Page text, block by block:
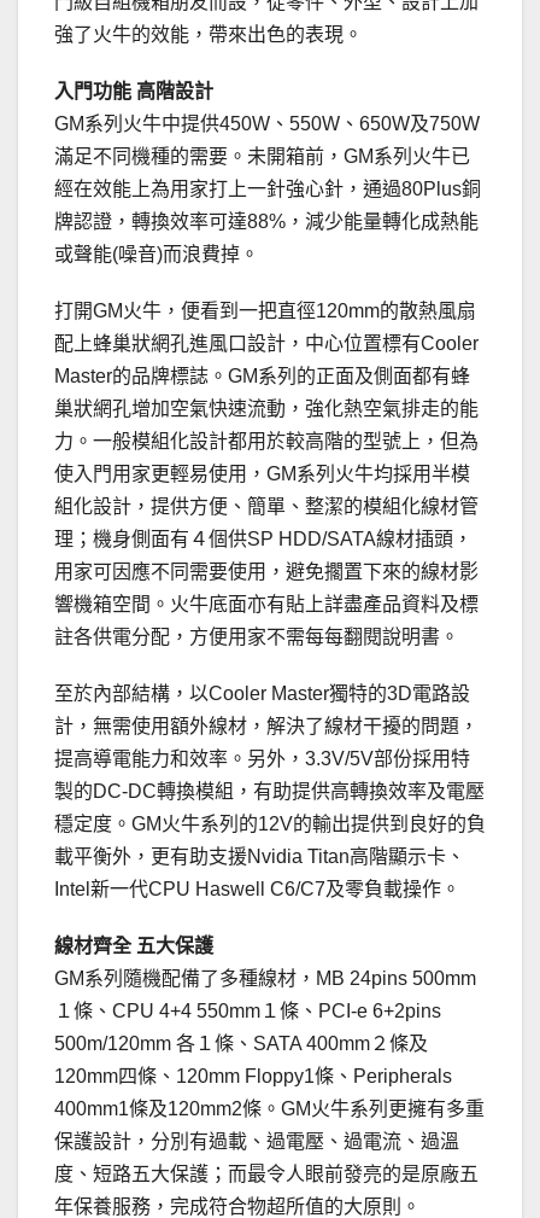
強了火牛的效能，帶來出色的表現。
入門功能 高階設計
GM系列火牛中提供450W、550W、650W及750W
滿足不同機種的需要。未開箱前，GM系列火牛已
經在效能上為用家打上一針強心針，通過80Plus銅
牌認證，轉換效率可達88%，減少能量轉化成熱能
或聲能(噪音)而浪費掉。
打開GM火牛，便看到一把直徑120mm的散熱風扇
配上蜂巢狀網孔進風口設計，中心位置標有Cooler
Master的品牌標誌。GM系列的正面及側面都有蜂
巢狀網孔增加空氣快速流動，強化熱空氣排走的能
力。一般模組化設計都用於較高階的型號上，但為
使入門用家更輕易使用，GM系列火牛均採用半模
組化設計，提供方便、簡單、整潔的模組化線材管
理；機身側面有４個供SP HDD/SATA線材插頭，
用家可因應不同需要使用，避免擱置下來的線材影
響機箱空間。火牛底面亦有貼上詳盡產品資料及標
註各供電分配，方便用家不需每每翻閱說明書。
至於內部結構，以Cooler Master獨特的3D電路設
計，無需使用額外線材，解決了線材干擾的問題，
提高導電能力和效率。另外，3.3V/5V部份採用特
製的DC-DC轉換模組，有助提供高轉換效率及電壓
穩定度。GM火牛系列的12V的輸出提供到良好的負
載平衡外，更有助支援Nvidia Titan高階顯示卡、
Intel新一代CPU Haswell C6/C7及零負載操作。
線材齊全 五大保護
GM系列隨機配備了多種線材，MB 24pins 500mm
１條、CPU 4+4 550mm１條、PCI-e 6+2pins
500m/120mm 各１條、SATA 400mm２條及
120mm四條、120mm Floppy1條、Peripherals
400mm1條及120mm2條。GM火牛系列更擁有多重
保護設計，分別有過載、過電壓、過電流、過溫
度、短路五大保護；而最令人眼前發亮的是原廠五
年保養服務，完成符合物超所值的大原則。